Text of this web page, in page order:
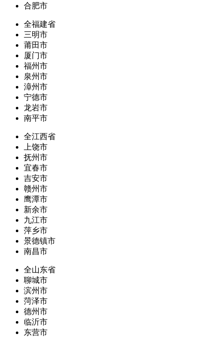
合肥市
全福建省
三明市
莆田市
厦门市
福州市
泉州市
漳州市
宁德市
龙岩市
南平市
全江西省
上饶市
抚州市
宜春市
吉安市
赣州市
鹰潭市
新余市
九江市
萍乡市
景德镇市
南昌市
全山东省
聊城市
滨州市
菏泽市
德州市
临沂市
东营市